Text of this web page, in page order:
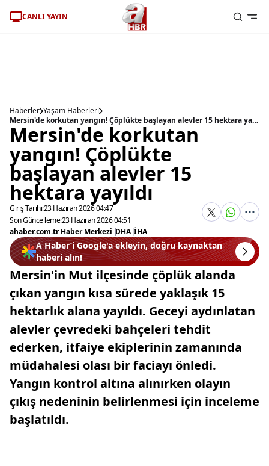
CANLI YAYIN
Haberler Yaşam Haberleri
Mersin'de korkutan yangın! Çöplükte başlayan alevler 15 hektara yayıldı
Mersin'de korkutan
yangın! Çöplükte
başlayan alevler 15
hektara yayıldı
Giriş Tarihi:23 Haziran 2026 04:47
Son Güncelleme:23 Haziran 2026 04:51
ahaber.com.tr Haber Merkezi |DHA |İHA
A Haber’i Google'a ekleyin, doğru kaynaktan
haberi alın!
Mersin'in Mut ilçesinde çöplük alanda
çıkan yangın kısa sürede yaklaşık 15
hektarlık alana yayıldı. Geceyi aydınlatan
alevler çevredeki bahçeleri tehdit
ederken, itfaiye ekiplerinin zamanında
müdahalesi olası bir faciayı önledi.
Yangın kontrol altına alınırken olayın
çıkış nedeninin belirlenmesi için inceleme
başlatıldı.